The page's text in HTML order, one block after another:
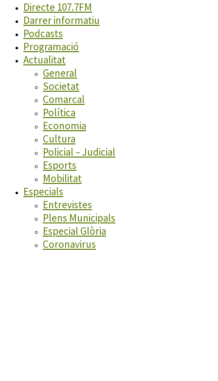
Directe 107.7FM
Darrer informatiu
Podcasts
Programació
Actualitat
General
Societat
Comarcal
Política
Economia
Cultura
Policial – Judicial
Esports
Mobilitat
Especials
Entrevistes
Plens Municipals
Especial Glòria
Coronavirus